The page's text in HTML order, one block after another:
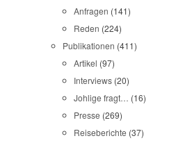
Anfragen (141)
Reden (224)
Publikationen (411)
Artikel (97)
Interviews (20)
Johlige fragt… (16)
Presse (269)
Reiseberichte (37)